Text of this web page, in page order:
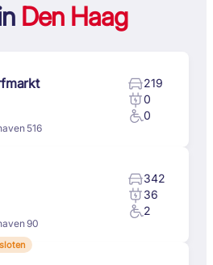
Den Haag
516
219
0
0
90
342
36
2